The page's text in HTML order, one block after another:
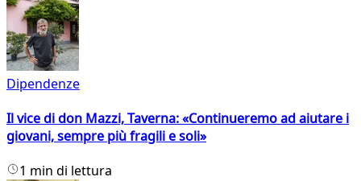
Dipendenze
Il vice di don Mazzi, Taverna: «Continueremo ad aiutare i
giovani, sempre più fragili e soli»
1 min di lettura